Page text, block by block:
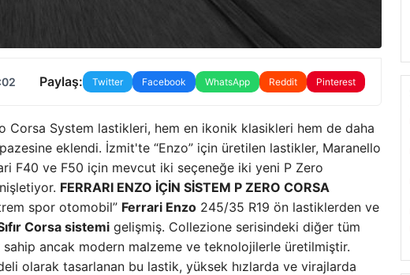
Paylaş: Twitter Facebook WhatsApp Reddit Pinterest
System lastikleri, hem en ikonik klasikleri hem de daha
eklendi. İzmit'te “Enzo” için üretilen lastikler, Maranello
F40 ve F50 için mevcut iki seçeneğe iki yeni P Zero
FERRARI ENZO İÇİN SİSTEM P ZERO CORSA
spor otomobil” Ferrari Enzo 245/35 R19 ön lastiklerden ve
Corsa sistemi gelişmiş. Collezione serisindeki diğer tüm
ancak modern malzeme ve teknolojilerle üretilmiştir.
olarak tasarlanan bu lastik, yüksek hızlarda ve virajlarda